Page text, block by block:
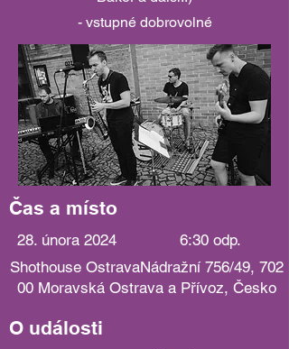
- vstupné dobrovolné
Čas a místo
28. února 2024
6:30 odp.
Shothouse OstravaNádražní 756/49, 702
00 Moravská Ostrava a Přívoz, Česko
O události